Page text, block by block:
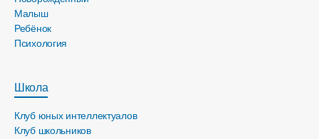
Малыш
Ребёнок
Психология
Школа
Клуб юных интеллектуалов
Клуб школьников